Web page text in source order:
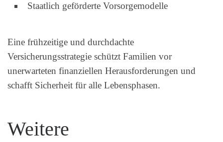
Staatlich geförderte Vorsorgemodelle
Eine frühzeitige und durchdachte
Versicherungsstrategie schützt Familien vor
unerwarteten finanziellen Herausforderungen und
schafft Sicherheit für alle Lebensphasen.
Weitere